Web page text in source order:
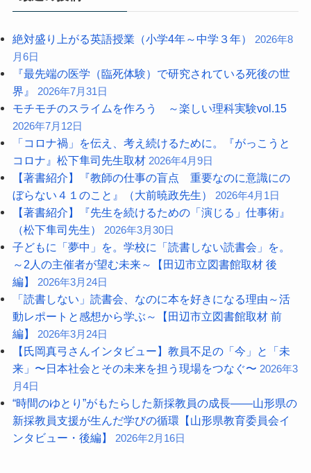
絶対盛り上がる英語授業（小学4年～中学３年）
2026年8
月6日
『最先端の医学（臨死体験）で研究されている死後の世
界』
2026年7月31日
モチモチのスライムを作ろう ～楽しい理科実験vol.15
2026年7月12日
「コロナ禍」を伝え、考え続けるために。『がっこうと
コロナ』松下隼司先生取材 2026年4月9日
【著書紹介】『教師の仕事の盲点 重要なのに意識にの
ぼらない４１のこと』（大前暁政先生）
2026年4月1日
【著書紹介】『先生を続けるための「演じる」仕事術』
（松下隼司先生）
2026年3月30日
子どもに「夢中」を。学校に「読書しない読書会」を。
～2人の主催者が望む未来～【田辺市立図書館取材 後
編】
2026年3月24日
「読書しない」読書会、なのに本を好きになる理由～活
動レポートと感想から学ぶ～【田辺市立図書館取材 前
編】
2026年3月24日
【氏岡真弓さんインタビュー】教員不足の「今」と「未
来」〜日本社会とその未来を担う現場をつなぐ〜 2026年3
月4日
“時間のゆとり”がもたらした新採教員の成長――山形県の
新採教員支援が生んだ学びの循環【山形県教育委員会イ
ンタビュー・後編】
2026年2月16日